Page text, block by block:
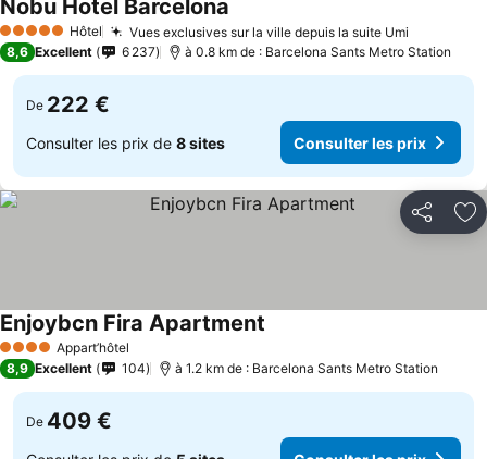
5 Étoiles Hôtel Vues exclusives sur la ville depuis la suite Umi
Nobu Hotel Barcelona
8,6 Excellent 6 237 à 0.8 km de : Barcelona Sants Metro Station
De 222 €
Consulter les prix de 8 sites Consulter les prix
Partager
4 Étoiles Appart’hôtel
Enjoybcn Fira Apartment
8,9 Excellent 104 à 1.2 km de : Barcelona Sants Metro Station
De 409 €